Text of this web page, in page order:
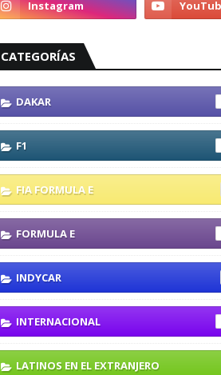
CATEGORÍAS
DAKAR
F1
FIA FORMULA E
FORMULA E
INDYCAR
INTERNACIONAL
LATINOS EN EL EXTRANJERO